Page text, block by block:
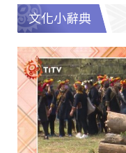
文化小辭典